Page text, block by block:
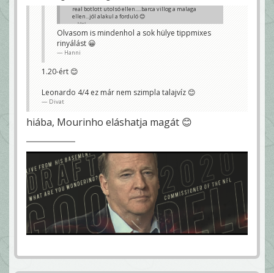
real botlott utolsó ellen.....barca villog a malaga
ellen...jól alakul a forduló 😊
Mad
Olvasom is mindenhol a sok hülye tippmixes
rinyálást 😀
Hanni
1.20-ért 😊
Leonardo 4/4 ez már nem szimpla talajvíz 😊
Divat
hiába, Mourinho eláshatja magát 😊